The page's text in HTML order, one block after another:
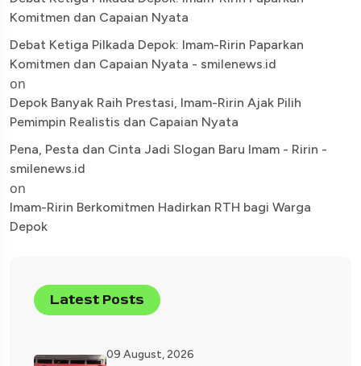
Komitmen dan Capaian Nyata
Debat Ketiga Pilkada Depok: Imam-Ririn Paparkan
Komitmen dan Capaian Nyata - smilenews.id
on
Depok Banyak Raih Prestasi, Imam-Ririn Ajak Pilih
Pemimpin Realistis dan Capaian Nyata
Pena, Pesta dan Cinta Jadi Slogan Baru Imam - Ririn -
smilenews.id
on
Imam-Ririn Berkomitmen Hadirkan RTH bagi Warga
Depok
Latest Posts
09 August, 2026